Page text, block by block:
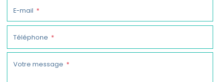
E-mail
Téléphone
Votre message